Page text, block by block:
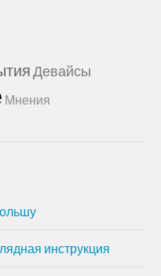
Девайсы
Мнения
инструкция